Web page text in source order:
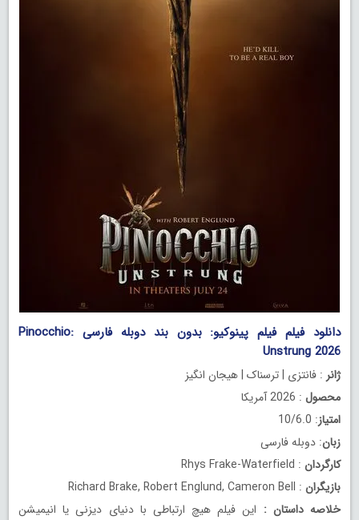
دانلود فیلم فیلم پینوکیو: بدون بند دوبله فارسی Pinocchio:
Unstrung 2026
ژانر : فانتزی | ترسناک | هیجان انگیز
محصول : 2026 آمریکا
امتیاز: 10/6.0
زبان: دوبله فارسی
کارگردان : Rhys Frake-Waterfield
بازیگران : Richard Brake, Robert Englund, Cameron Bell
خلاصه داستان : این فیلم هیچ ارتباطی با دنیای دیزنی یا انیمیشن